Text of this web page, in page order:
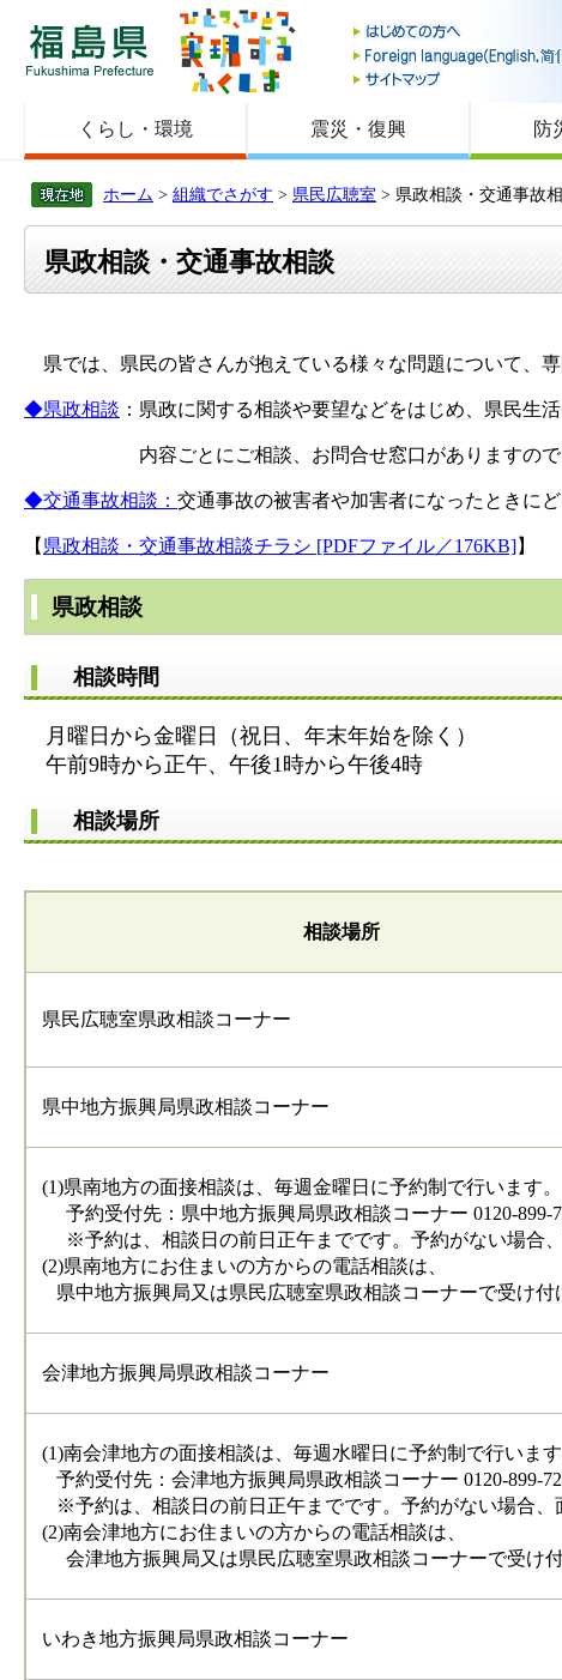
福島県
くらし・環境 震災・復興 防
ホーム > 組織でさがす > 県民広聴室 > 県政相談・交通事故
県政相談・交通事故相談
県では、県民の皆さんが抱えている様々な問題について、
◆県政相談 ：県政に関する相談や要望などをはじめ、県民生
内容ごとにご相談、お問合せ窓口がありますので
◆交通事故相談： 交通事故の被害者や加害者になったときに
【 県政相談・交通事故相談チラシ [PDFファイル／176KB]】
県政相談
相談時間
月曜日から金曜日（祝日、年末年始を除く）
午前9時から正午、午後1時から午後4時
相談場所
相談場所
県民広聴室県政相談コーナー
県中地方振興局県政相談コーナー
(1)県南地方の面接相談は、毎週金曜日に予約制で行います。
予約受付先：県中地方振興局県政相談コーナー 0120-899-
※予約は、相談日の前日正午までです。予約がない場合、
(2)県南地方にお住まいの方からの電話相談は、
県中地方振興局又は県民広聴室県政相談コーナーで受け付
会津地方振興局県政相談コーナー
(1)南会津地方の面接相談は、毎週水曜日に予約制で行います
予約受付先：会津地方振興局県政相談コーナー 0120-899-
※予約は、相談日の前日正午までです。予約がない場合、
(2)南会津地方にお住まいの方からの電話相談は、
会津地方振興局又は県民広聴室県政相談コーナーで受け付
いわき地方振興局県政相談コーナー